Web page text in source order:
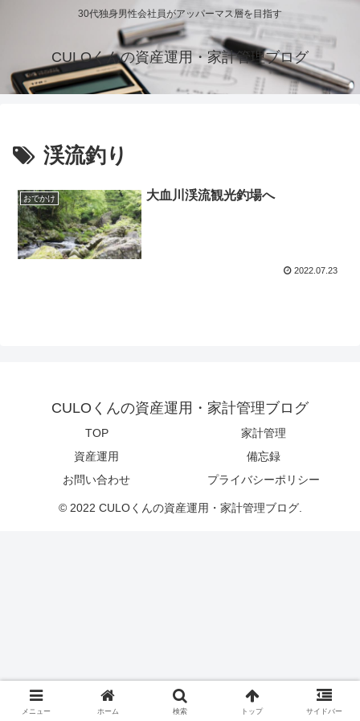
30代独身男性会社員がアッパーマス層を目指す
CULOくんの資産運用・家計管理ブログ
渓流釣り
おでかけ 大血川渓流観光釣場へ
2022.07.23
CULOくんの資産運用・家計管理ブログ
TOP
家計管理
資産運用
備忘録
お問い合わせ
プライバシーポリシー
© 2022 CULOくんの資産運用・家計管理ブログ.
メニュー ホーム 検索 トップ サイドバー